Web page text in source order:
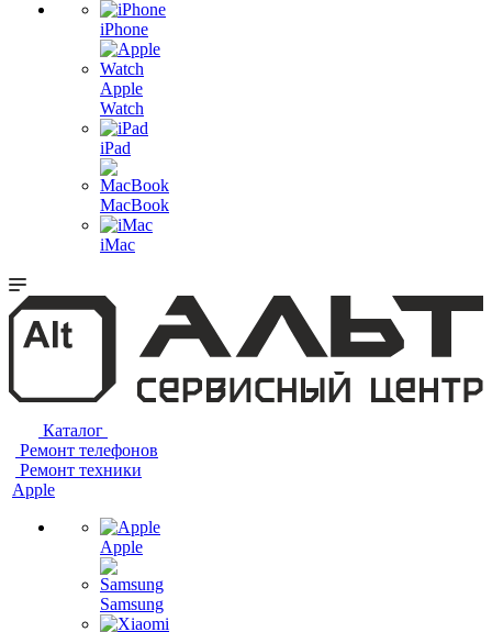
iPhone
Apple
Watch
iPad
MacBook
iMac
Каталог
Ремонт телефонов
Ремонт техники
Apple
Apple
Samsung